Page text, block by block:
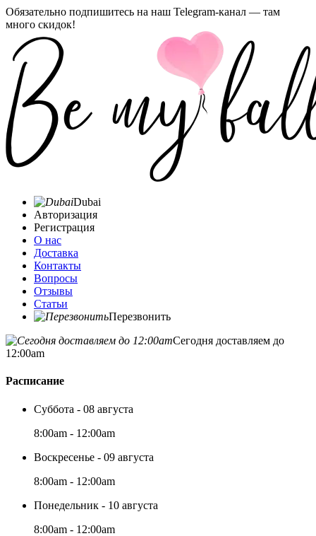
Обязательно подпишитесь на наш Telegram-канал — там
много скидок!
Dubai
Авторизация
Регистрация
О нас
Доставка
Контакты
Вопросы
Отзывы
Статьи
Перезвонить
Сегодня доставляем до
12:00am
Расписание
Суббота - 08 августа
8:00am - 12:00am
Воскресенье - 09 августа
8:00am - 12:00am
Понедельник - 10 августа
8:00am - 12:00am